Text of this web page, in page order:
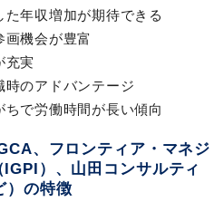
年収増加が期待できる
画機会が豊富
充実
時のアドバンテージ
で労働時間が長い傾向
、フロンティア・マネジ
）、山田コンサルティ
）の特徴